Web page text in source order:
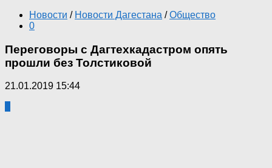
Новости / Новости Дагестана / Общество
0
Переговоры с Дагтехкадастром опять
прошли без Толстиковой
21.01.2019 15:44